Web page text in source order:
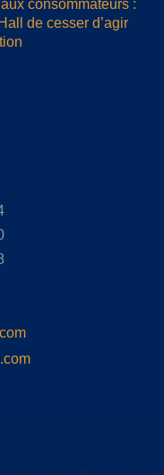
consommateurs :
de cesser d’agir